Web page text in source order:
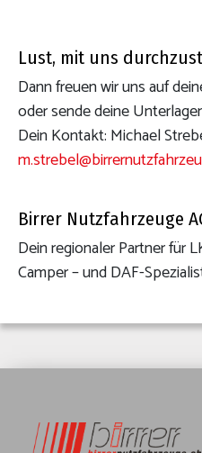
Lust, mit uns
Dann freuen wir uns auf
oder sende deine
Dein Kontakt: Michael
Birrer Nutzfahrzeuge
Dein regionaler Partner für
Camper – und DAF-